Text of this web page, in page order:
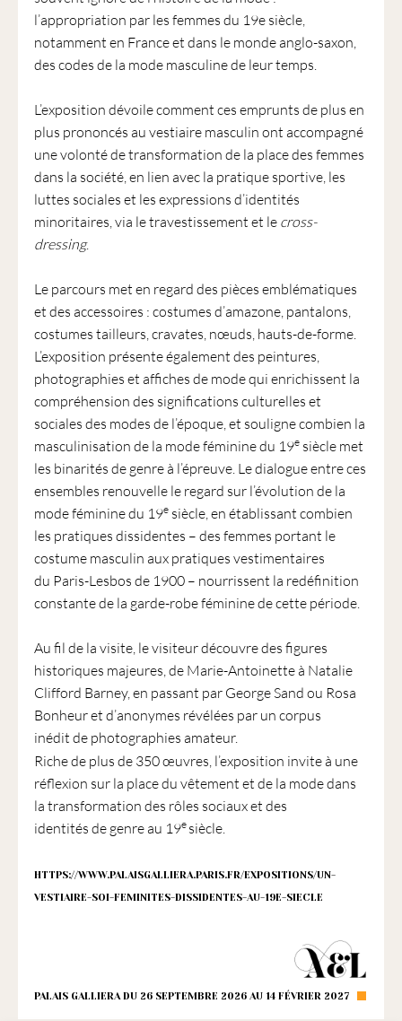
l’appropriation par les femmes du 19e siècle,
notamment en France et dans le monde anglo-saxon,
des codes de la mode masculine de leur temps.
L’exposition dévoile comment ces emprunts de plus en
plus prononcés au vestiaire masculin ont accompagné
une volonté de transformation de la place des femmes
dans la société, en lien avec la pratique sportive, les
luttes sociales et les expressions d’identités
minoritaires, via le travestissement et le cross-
dressing.
Le parcours met en regard des pièces emblématiques
et des accessoires : costumes d’amazone, pantalons,
costumes tailleurs, cravates, nœuds, hauts-de-forme.
L’exposition présente également des peintures,
photographies et affiches de mode qui enrichissent la
compréhension des significations culturelles et
sociales des modes de l’époque, et souligne combien la
masculinisation de la mode féminine du 19esiècle met
les binarités de genre à l’épreuve. Le dialogue entre ces
ensembles renouvelle le regard sur l’évolution de la
mode féminine du 19esiècle, en établissant combien
les pratiques dissidentes – des femmes portant le
costume masculin aux pratiques vestimentaires
du Paris-Lesbos de 1900 – nourrissent la redéfinition
constante de la garde-robe féminine de cette période.
Au fil de la visite, le visiteur découvre des figures
historiques majeures, de Marie-Antoinette à Natalie
Clifford Barney, en passant par George Sand ou Rosa
Bonheur et d’anonymes révélées par un corpus
inédit de photographies amateur.
Riche de plus de 350œuvres, l’exposition invite à une
réflexion sur la place du vêtement et de la mode dans
la transformation des rôles sociaux et des
identités de genre au 19e siècle.
HTTPS://WWW.PALAISGALLIERA.PARIS.FR/EXPOSITIONS/UN-
VESTIAIRE-SOI-FEMINITES-DISSIDENTES-AU-19E-SIECLE
PALAIS GALLIERA DU 26 SEPTEMBRE 2026 AU 14 FÉVRIER 2027